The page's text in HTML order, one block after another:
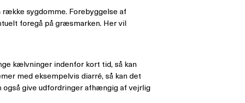
sygdomme. Forebyggelse af
foregå på græsmarken. Her vil
kælvninger indenfor kort tid, så kan
med eksempelvis diarré, så kan det
give udfordringer afhængig af vejrlig